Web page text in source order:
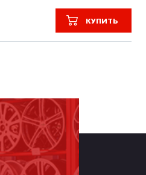
КУПИТЬ